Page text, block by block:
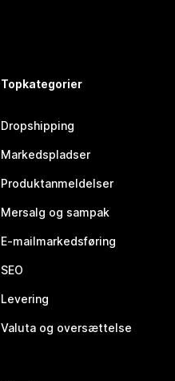
Topkategorier
Dropshipping
Markedspladser
Produktanmeldelser
Mersalg og sampak
E-mailmarkedsføring
SEO
Levering
Valuta og oversættelse